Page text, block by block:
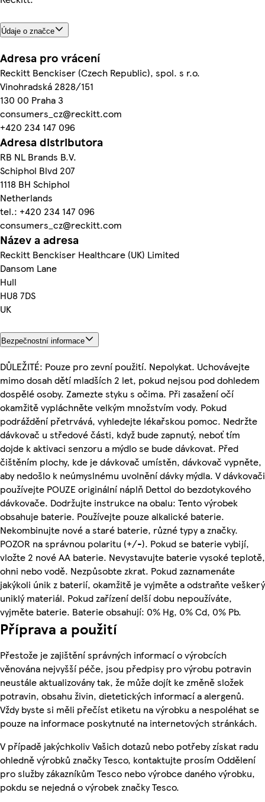
Údaje o značce
Adresa pro vrácení
Reckitt Benckiser (Czech Republic), spol. s r.o.
Vinohradská 2828/151
130 00 Praha 3
consumers_cz@reckitt.com
+420 234 147 096
Adresa distributora
RB NL Brands B.V.
Schiphol Blvd 207
1118 BH Schiphol
Netherlands
tel.: +420 234 147 096
consumers_cz@reckitt.com
Název a adresa
Reckitt Benckiser Healthcare (UK) Limited
Dansom Lane
Hull
HU8 7DS
UK
Bezpečnostní informace
DŮLEŽITÉ: Pouze pro zevní použití. Nepolykat. Uchovávejte
mimo dosah dětí mladších 2 let, pokud nejsou pod dohledem
dospělé osoby. Zamezte styku s očima. Při zasažení očí
okamžitě vypláchněte velkým množstvím vody. Pokud
podráždění přetrvává, vyhledejte lékařskou pomoc. Nedržte
dávkovač u středové části, když bude zapnutý, neboť tím
dojde k aktivaci senzoru a mýdlo se bude dávkovat. Před
čištěním plochy, kde je dávkovač umístěn, dávkovač vypněte,
aby nedošlo k neúmyslnému uvolnění dávky mýdla. V dávkovači
používejte POUZE originální náplň Dettol do bezdotykového
dávkovače. Dodržujte instrukce na obalu: Tento výrobek
obsahuje baterie. Používejte pouze alkalické baterie.
Nekombinujte nové a staré baterie, různé typy a značky.
POZOR na správnou polaritu (+/-). Pokud se baterie vybijí,
vložte 2 nové AA baterie. Nevystavujte baterie vysoké teplotě,
ohni nebo vodě. Nezpůsobte zkrat. Pokud zaznamenáte
jakýkoli únik z baterií, okamžitě je vyjměte a odstraňte veškerý
uniklý materiál. Pokud zařízení delší dobu nepoužíváte,
vyjměte baterie. Baterie obsahují: 0% Hg, 0% Cd, 0% Pb.
Příprava a použití
Přestože je zajištění správných informací o výrobcích
věnována nejvyšší péče, jsou předpisy pro výrobu potravin
neustále aktualizovány tak, že může dojít ke změně složek
potravin, obsahu živin, dietetických informací a alergenů.
Vždy byste si měli přečíst etiketu na výrobku a nespoléhat se
pouze na informace poskytnuté na internetových stránkách.
V případě jakýchkoliv Vašich dotazů nebo potřeby získat radu
ohledně výrobků značky Tesco, kontaktujte prosím Oddělení
pro služby zákazníkům Tesco nebo výrobce daného výrobku,
pokdu se nejedná o výrobek značky Tesco.